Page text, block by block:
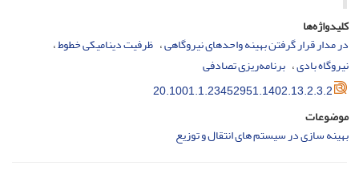
کلیدواژه‌ها
در مدار قرار گرفتن بهینه واحدهای نیروگاهی ظرفیت دینامیکی خطوط
نیروگاه بادی برنامه‌ریزی تصادفی
20.1001.1.23452951.1402.13.2.3.2
موضوعات
بهینه سازی در سیستم های انتقال و توزیع